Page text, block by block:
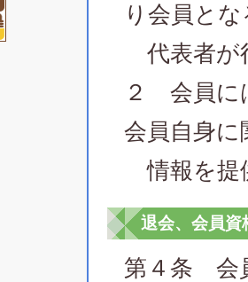
り会員と
代表者が
２ 会員に
会員自身
情報を提
退会、会員資
第４条 会